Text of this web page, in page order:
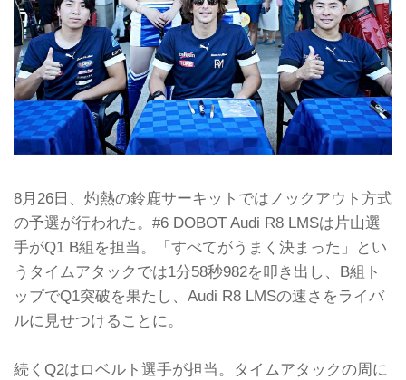
8月26日、灼熱の鈴鹿サーキットではノックアウト方式
の予選が行われた。#6 DOBOT Audi R8 LMSは片山選
手がQ1 B組を担当。「すべてがうまく決まった」とい
うタイムアタックでは1分58秒982を叩き出し、B組ト
ップでQ1突破を果たし、Audi R8 LMSの速さをライバ
ルに見せつけることに。
続くQ2はロベルト選手が担当。タイムアタックの周に